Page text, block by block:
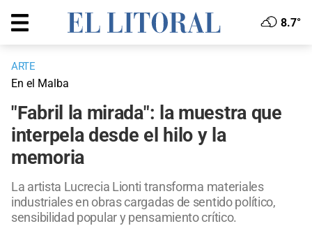
8.7°
ARTE
En el Malba
"Fabril la mirada": la muestra que
interpela desde el hilo y la
memoria
La artista Lucrecia Lionti transforma materiales
industriales en obras cargadas de sentido político,
sensibilidad popular y pensamiento crítico.